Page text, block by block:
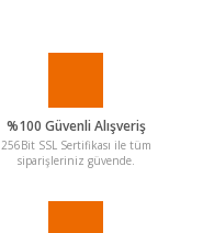
%100 Güvenli Alışveriş
256Bit SSL Sertifikası ile tüm
siparişleriniz güvende.